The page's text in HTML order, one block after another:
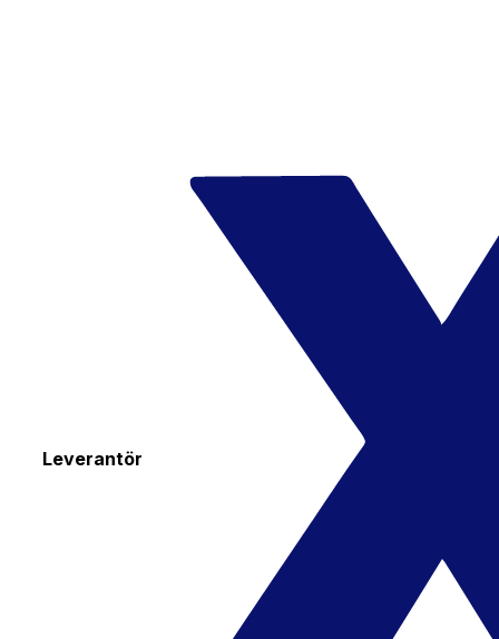
Leverantör